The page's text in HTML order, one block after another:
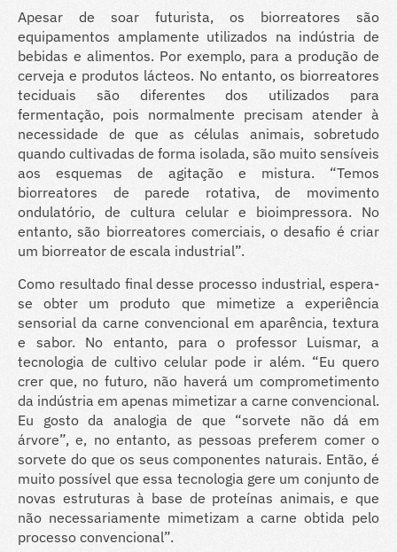
Apesar de soar futurista, os biorreatores são
equipamentos amplamente utilizados na indústria de
bebidas e alimentos. Por exemplo, para a produção de
cerveja e produtos lácteos. No entanto, os biorreatores
teciduais são diferentes dos utilizados para
fermentação, pois normalmente precisam atender à
necessidade de que as células animais, sobretudo
quando cultivadas de forma isolada, são muito sensíveis
aos esquemas de agitação e mistura. “Temos
biorreatores de parede rotativa, de movimento
ondulatório, de cultura celular e bioimpressora. No
entanto, são biorreatores comerciais, o desafio é criar
um biorreator de escala industrial”.
Como resultado final desse processo industrial, espera-
se obter um produto que mimetize a experiência
sensorial da carne convencional em aparência, textura
e sabor. No entanto, para o professor Luismar, a
tecnologia de cultivo celular pode ir além. “Eu quero
crer que, no futuro, não haverá um comprometimento
da indústria em apenas mimetizar a carne convencional.
Eu gosto da analogia de que “sorvete não dá em
árvore”, e, no entanto, as pessoas preferem comer o
sorvete do que os seus componentes naturais. Então, é
muito possível que essa tecnologia gere um conjunto de
novas estruturas à base de proteínas animais, e que
não necessariamente mimetizam a carne obtida pelo
processo convencional”.